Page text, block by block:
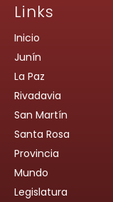
Links
Inicio
Junín
La Paz
Rivadavia
San Martín
Santa Rosa
Provincia
Mundo
Legislatura